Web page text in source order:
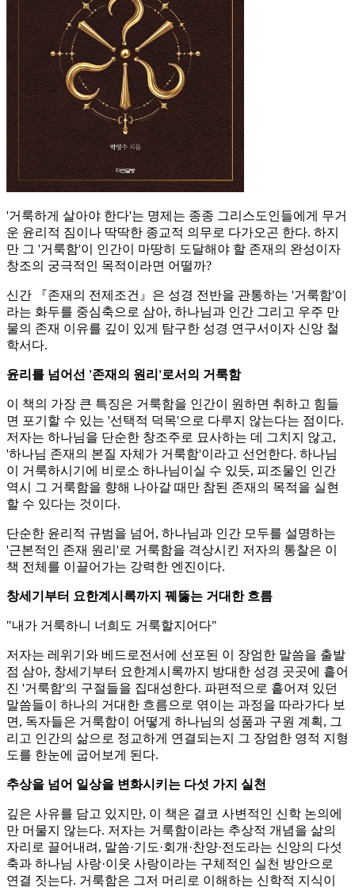
'거룩하게 살아야 한다'는 명제는 종종 그리스도인들에게 무거
운 윤리적 짐이나 딱딱한 종교적 의무로 다가오곤 한다. 하지
만 그 '거룩함'이 인간이 마땅히 도달해야 할 존재의 완성이자
창조의 궁극적인 목적이라면 어떨까?
신간 『존재의 전제조건』은 성경 전반을 관통하는 '거룩함'이
라는 화두를 중심축으로 삼아, 하나님과 인간 그리고 우주 만
물의 존재 이유를 깊이 있게 탐구한 성경 연구서이자 신앙 철
학서다.
윤리를 넘어선 '존재의 원리'로서의 거룩함
이 책의 가장 큰 특징은 거룩함을 인간이 원하면 취하고 힘들
면 포기할 수 있는 '선택적 덕목'으로 다루지 않는다는 점이다.
저자는 하나님을 단순한 창조주로 묘사하는 데 그치지 않고,
'하나님 존재의 본질 자체가 거룩함'이라고 선언한다. 하나님
이 거룩하시기에 비로소 하나님이실 수 있듯, 피조물인 인간
역시 그 거룩함을 향해 나아갈 때만 참된 존재의 목적을 실현
할 수 있다는 것이다.
단순한 윤리적 규범을 넘어, 하나님과 인간 모두를 설명하는
'근본적인 존재 원리'로 거룩함을 격상시킨 저자의 통찰은 이
책 전체를 이끌어가는 강력한 엔진이다.
창세기부터 요한계시록까지 꿰뚫는 거대한 흐름
"내가 거룩하니 너희도 거룩할지어다"
저자는 레위기와 베드로전서에 선포된 이 장엄한 말씀을 출발
점 삼아, 창세기부터 요한계시록까지 방대한 성경 곳곳에 흩어
진 '거룩함'의 구절들을 집대성한다. 파편적으로 흩어져 있던
말씀들이 하나의 거대한 흐름으로 엮이는 과정을 따라가다 보
면, 독자들은 거룩함이 어떻게 하나님의 성품과 구원 계획, 그
리고 인간의 삶으로 정교하게 연결되는지 그 장엄한 영적 지형
도를 한눈에 굽어보게 된다.
추상을 넘어 일상을 변화시키는 다섯 가지 실천
깊은 사유를 담고 있지만, 이 책은 결코 사변적인 신학 논의에
만 머물지 않는다. 저자는 거룩함이라는 추상적 개념을 삶의
자리로 끌어내려, 말씀·기도·회개·찬양·전도라는 신앙의 다섯
축과 하나님 사랑·이웃 사랑이라는 구체적인 실천 방안으로
연결 짓는다. 거룩함은 그저 머리로 이해하는 신학적 지식이